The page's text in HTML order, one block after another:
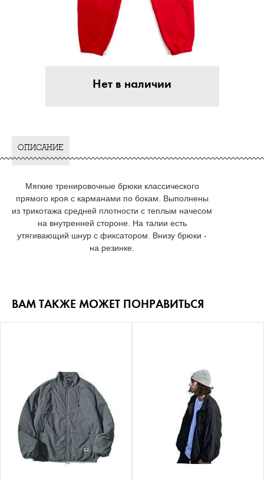
Нет в наличии
ОПИСАНИЕ
Мягкие тренировочные брюки классического
прямого кроя с карманами по бокам. Выполнены
из трикотажа средней плотности с теплым начесом
на внутренней стороне. На талии есть
утягивающий шнур с фиксатором. Внизу брюки -
на резинке.
ВАМ ТАКЖЕ МОЖЕТ ПОНРАВИТЬСЯ